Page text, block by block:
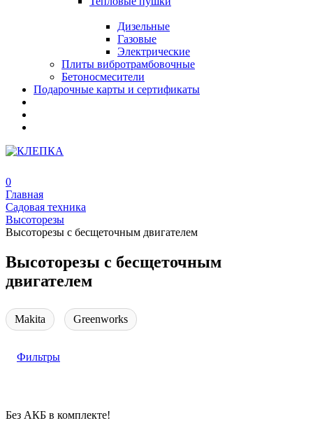
Дизельные
Газовые
Электрические
Плиты вибротрамбовочные
Бетоносмесители
Подарочные карты и сертификаты
0
Главная
Садовая техника
Высоторезы
Высоторезы с бесщеточным двигателем
Высоторезы с бесщеточным
двигателем
Makita Greenworks
Фильтры
Без АКБ в комплекте!